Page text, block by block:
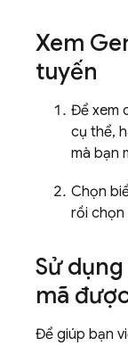
Xem
tuyến
Để xem
cụ thể,
mà bạn
Chọn
rồi chọn
Sử
mã
Để giúp bạn